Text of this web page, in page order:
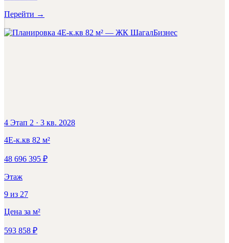
Перейти →
Бизнес
4 Этап 2 · 3 кв. 2028
4Е-к.кв 82 м²
48 696 395 ₽
Этаж
9 из 27
Цена за м²
593 858 ₽